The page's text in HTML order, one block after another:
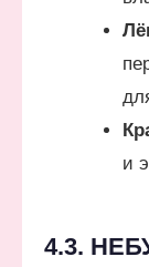
и
4.3.